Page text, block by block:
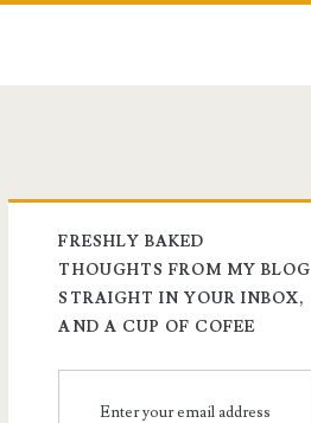
FRESHLY BAKED
THOUGHTS FROM MY BLOG
STRAIGHT IN YOUR INBOX,
AND A CUP OF COFEE
Enter your email address